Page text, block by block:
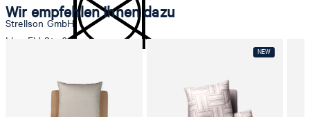
nicht Trommeltrocknen
Strellson GmbH
Line-Eid-Str. 6
contact@strellson.com
Wir empfehlen Ihnen dazu